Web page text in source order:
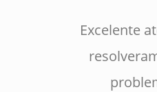
Excelente